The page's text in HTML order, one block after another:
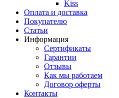
Kiss
Оплата и доставка
Покупателю
Статьи
Информация
Сертификаты
Гарантии
Отзывы
Как мы работаем
Договор оферты
Контакты